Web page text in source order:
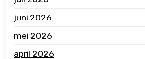
juni 2026
mei 2026
april 2026